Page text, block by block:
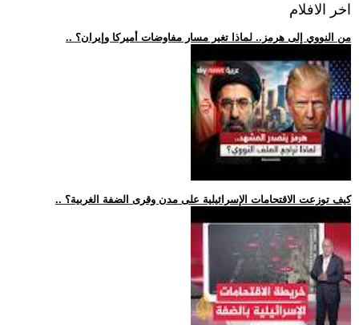
اخر الافلام
.. من النووي إلى هرمز.. لماذا تغير مسار مفاوضات أميركا وإيران؟
.. كيف توزعت الاقتحامات الإسرائيلية على مدن وقرى الضفة الغربية؟